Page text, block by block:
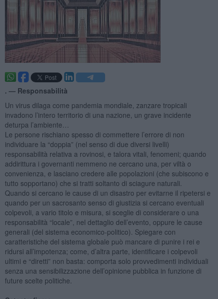
. — Responsabilità
Un virus dilaga come pandemia mondiale, zanzare tropicali
invadono l’intero territorio di una nazione, un grave incidente
deturpa l’ambiente…
Le persone rischiano spesso di commettere l’errore di non
individuare la “doppia” (nel senso di due diversi livelli)
responsabilità relativa a rovinosi, e talora vitali, fenomeni; quando
addirittura i governanti nemmeno ne cercano una, per viltà o
convenienza, e lasciano credere alle popolazioni (che subiscono e
tutto sopportano) che si tratti soltanto di sciagure naturali.
Quando si cercano le cause di un disastro per evitarne il ripetersi e
quando per un sacrosanto senso di giustizia si cercano eventuali
colpevoli, a vario titolo e misura, si sceglie di considerare o una
responsabilità “locale”, nel dettaglio dell’evento, oppure le cause
generali (del sistema economico-politico). Spiegare con
caratteristiche del sistema globale può mancare di punire i rei e
ridursi all’impotenza; come, d’altra parte, identificare i colpevoli
ultimi e “diretti” non basta: comporta solo provvedimenti individuali
senza una sensibilizzazione dell’opinione pubblica in funzione di
future scelte politiche.